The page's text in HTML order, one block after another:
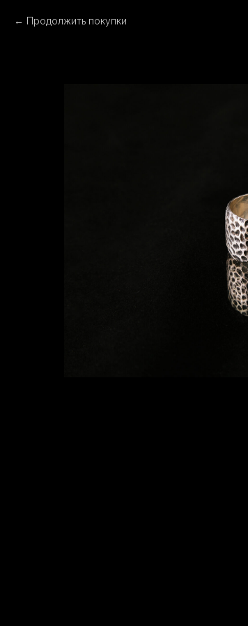
Продолжить покупки